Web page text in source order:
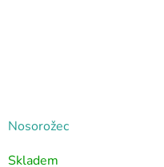
Nosorožec
Skladem